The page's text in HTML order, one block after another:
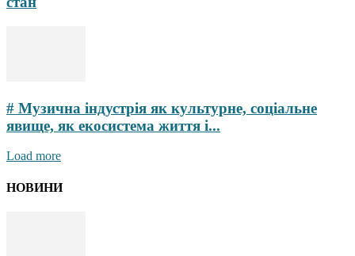
# Музична індустрія як культурне, соціальне
явище, як екосистема життя і...
Load more
НОВИНИ